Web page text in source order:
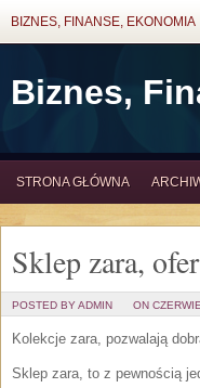
BIZNES, FINANSE, EKONOMIA
Biznes,
STRONA GŁÓWNA
Sklep zara,
POSTED BY ADMIN ON
Kolekcje zara, pozwalają
Sklep zara, to z pewnością